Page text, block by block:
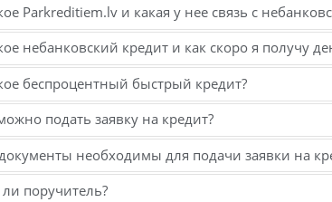
Parkreditiem.lv и какая у нее связь с
небанковский кредит и как скоро я получу
беспроцентный быстрый кредит?
подать заявку на кредит?
необходимы для подачи заявки на
поручитель?